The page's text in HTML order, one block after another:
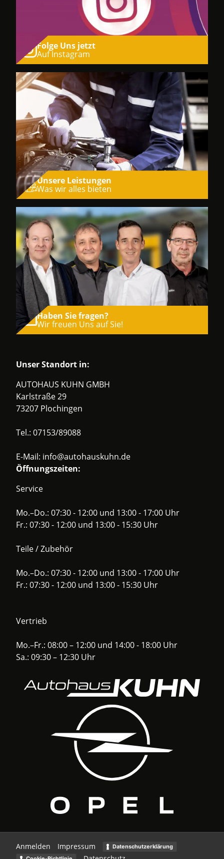
Folge Uns jetzt
Auf Instagram
Unsere Leistungen
Was wir alles bieten
Haben Sie fragen?
Wir freuen Uns auf Sie!
Unser Standort in:
AUTOHAUS KUHN GMBH
Karlstraße 29
73207 Plochingen
Tel.: 07153/89088
E-Mail: info@autohauskuhn.de
Öffnungszeiten:
Service
Mo.–Do.: 07:30 - 12:00 und 13:00 - 17:00 Uhr
Fr.: 07:30 - 12:00 und 13:00 - 15:30 Uhr
Teile / Zubehör
Mo.–Do.: 07:30 - 12:00 und 13:00 - 17:00 Uhr
Fr.: 07:30 - 12:00 und 13:00 - 15:30 Uhr
Vertrieb
Mo.–Fr.: 08:00 – 12:00 und 14:00 - 18:00 Uhr
Sa.: 09:30 – 12:30 Uhr
Anmelden Impressum
Datenschutzerklärung